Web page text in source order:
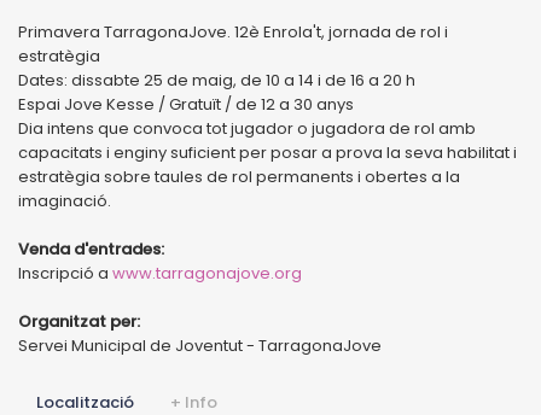
Primavera TarragonaJove. 12è Enrola't, jornada de rol i
estratègia
Dates: dissabte 25 de maig, de 10 a 14 i de 16 a 20 h
Espai Jove Kesse / Gratuït / de 12 a 30 anys
Dia intens que convoca tot jugador o jugadora de rol amb
capacitats i enginy suficient per posar a prova la seva habilitat i
estratègia sobre taules de rol permanents i obertes a la
imaginació.
Venda d'entrades:
Inscripció a www.tarragonajove.org
Organitzat per:
Servei Municipal de Joventut - TarragonaJove
Localització + Info